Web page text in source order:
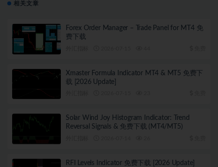
相关文章
Forex Order Manager – Trade Panel for MT4 免
费下载
Xmaster Formula Indicator MT4 & MT5 免费下
载 [2026 Update]
Solar Wind Joy Histogram Indicator: Trend
Reversal Signals & 免费下载 (MT4/MT5)
RFI Levels Indicator 免费下载 [2026 Update]